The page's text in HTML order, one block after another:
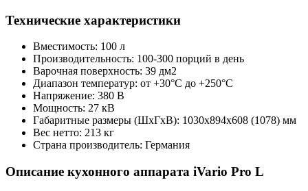
Технические характеристики
Вместимость: 100 л
Производительность: 100-300 порций в день
Варочная поверхность: 39 дм2
Диапазон температур: от +30°C до +250°C
Напряжение: 380 В
Мощность: 27 кВ
Габаритные размеры (ШхГхВ): 1030х894х608 (1078) мм
Вес нетто: 213 кг
Страна производитель: Германия
Описание кухонного аппарата iVario Pro L